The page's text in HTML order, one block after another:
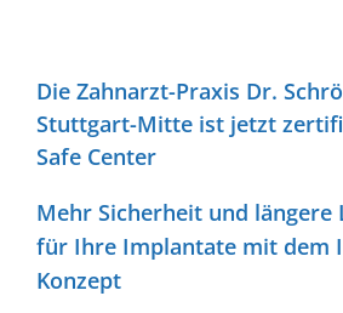
Die Zahnarzt-Praxis Dr.
Stuttgart-Mitte ist jetzt
Safe Center
Mehr Sicherheit und längere
für Ihre Implantate mit dem
Konzept